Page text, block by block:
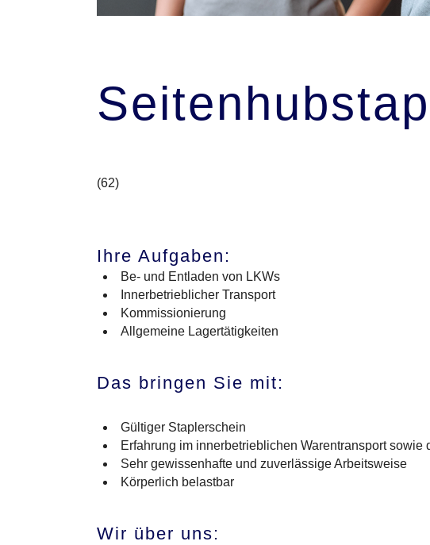
(62)
Ihre Aufgaben:
Be- und Entladen von LKWs
Innerbetrieblicher Transport
Kommissionierung
Allgemeine Lagertätigkeiten
Das bringen Sie mit:
Gültiger Staplerschein
Erfahrung im innerbetrieblichen Warentransport sowie
Sehr gewissenhafte und zuverlässige Arbeitsweise
Körperlich belastbar
Wir über uns: